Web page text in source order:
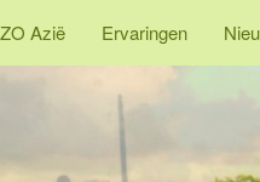
ZO Azië Ervaringen